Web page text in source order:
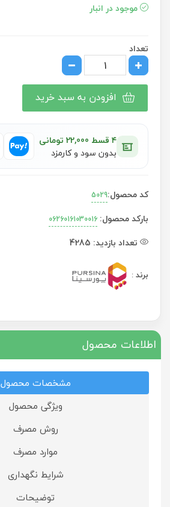
موجود در انبار
تعداد
افزودن به سبد خرید
۴ قسط 22,000 تومانی
بدون سود و کارمزد
برند:
کد محصول:5029
بارکد محصول:06260161030016
تعداد بازدید: 4285
اطلاعات محصول
مشخصات محصول
ویژگی محصول
روش مصرف
موارد مصرف
شرایط نگهداری
توضیحات